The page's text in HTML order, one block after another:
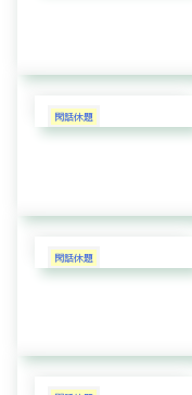
閑話休題
閑話休題